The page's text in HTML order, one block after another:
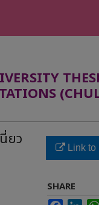
ยว Link to
SHARE